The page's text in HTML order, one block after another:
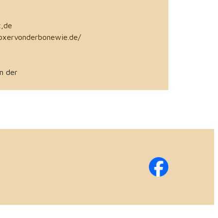
der